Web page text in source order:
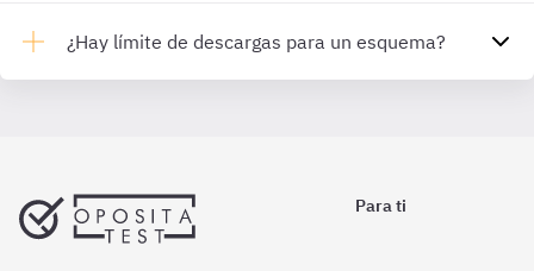
¿Hay límite de descargas para un esquema?
Para ti